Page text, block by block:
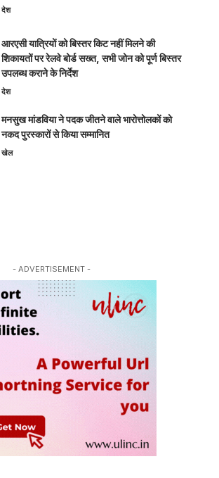
देश
आरएसी यात्रियों को बिस्तर किट नहीं मिलने की
शिकायतों पर रेलवे बोर्ड सख्त, सभी जोन को पूर्ण बिस्तर
उपलब्ध कराने के निर्देश
देश
मनसुख मांडविया ने पदक जीतने वाले भारोत्तोलकों को
नकद पुरस्कारों से किया सम्मानित
खेल
- ADVERTISEMENT -